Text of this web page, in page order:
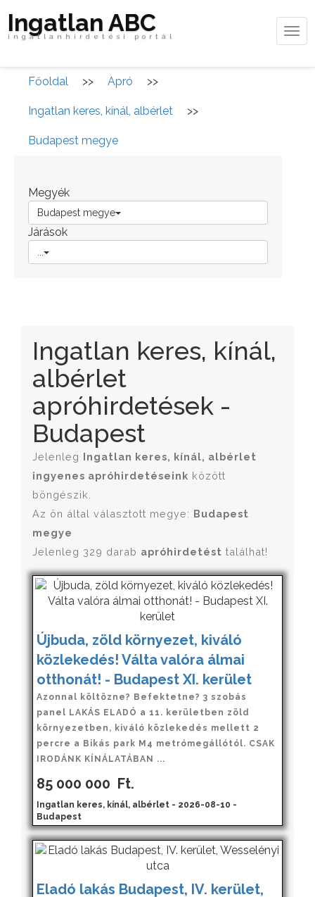
Ingatlan ABC
ingatlanhirdetési portál
Főoldal >> Apró >>
Ingatlan keres, kínál, albérlet >>
Budapest megye
Megyék
Budapest megye
Járások
Ingatlan keres, kínál,
albérlet
apróhirdetések -
Budapest
Jelenleg Ingatlan keres, kínál, albérlet
ingyenes apróhirdetéseink között
böngészik.
Az ön által választott megye: Budapest
megye
Jelenleg 329 darab apróhirdetést találhat!
Újbuda, zöld környezet, kiváló
közlekedés! Válta valóra álmai
otthonát! - Budapest XI. kerület
Azonnal költözne? Befektetne? 3 szobás
panel LAKÁS ELADÓ a 11. kerületben zöld
környezetben, kiváló közlekedés mellett 2
percre a Bikás park M4 metrómegállótól. CSAK
IRODÁNK KÍNÁLATÁBAN ...
85 000 000 Ft.
Ingatlan keres, kínál, albérlet - 2026-08-10 -
Budapest
Eladó lakás Budapest, IV. kerület,